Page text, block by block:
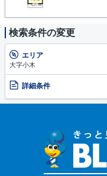
検索条件の変更
エリア
大字小木
詳細条件